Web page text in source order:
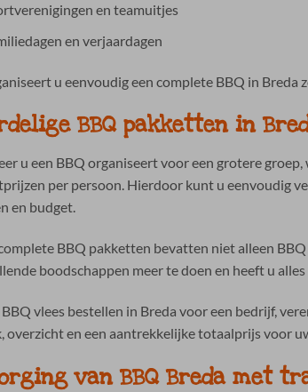
en teamuitjes
en verjaardagen
u eenvoudig een complete BBQ in Breda
BBQ pakketten in
u een BBQ organiseert voor een grotere
per persoon. Hierdoor kunt u eenvoudig
en budget.
BBQ pakketten bevatten niet alleen
boodschappen meer te doen en heeft u alles
vlees bestellen in Breda voor een bedrijf,
overzicht en een aantrekkelijke totaalprijs voor
van BBQ Breda met